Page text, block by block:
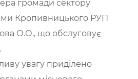
громади сектору
Кропивницького РУП
О.О., що обслуговує
увагу приділено